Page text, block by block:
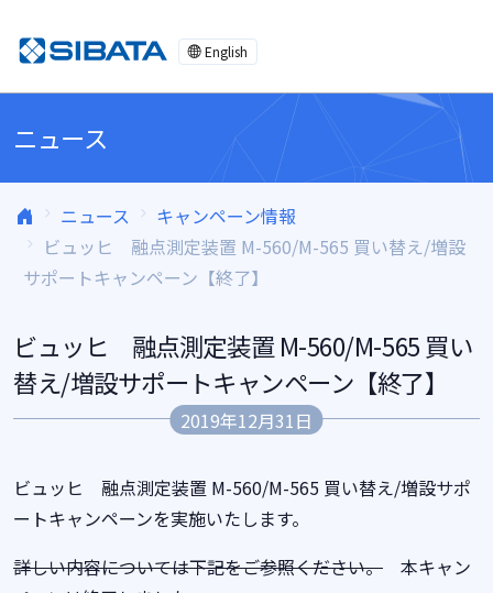
English
ニュース
ニュース
キャンペーン情報
ビュッヒ 融点測定装置 M-560/M-565 買い替え/増設
サポートキャンペーン【終了】
ビュッヒ 融点測定装置 M-560/M-565 買い
替え/増設サポートキャンペーン【終了】
2019年12月31日
ビュッヒ 融点測定装置 M-560/M-565 買い替え/増設サポ
ートキャンペーンを実施いたします。
詳しい内容については下記をご参照ください。 本キャン